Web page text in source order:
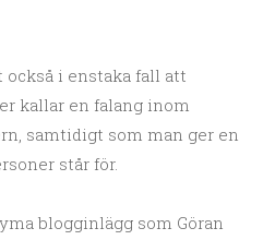
i enstaka fall att
kallar en falang inom
samtidigt som man ger en
står för.
blogginlägg som Göran